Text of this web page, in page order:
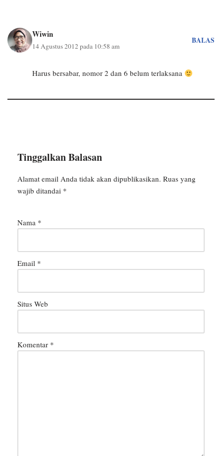
Wiwin
14 Agustus 2012 pada 10:58 am
BALAS
Harus bersabar, nomor 2 dan 6 belum terlaksana
Tinggalkan Balasan
Alamat email Anda tidak akan dipublikasikan. Ruas yang
wajib ditandai *
Nama *
Email *
Situs Web
Komentar *